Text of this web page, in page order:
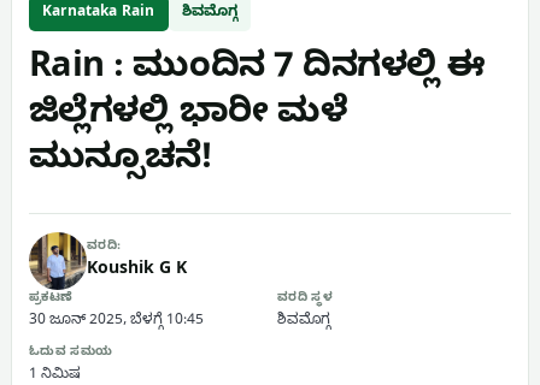
Karnataka Rain ಶಿವಮೊಗ್ಗ
Rain : ಮುಂದಿನ 7 ದಿನಗಳಲ್ಲಿ ಈ
ಜಿಲ್ಲೆಗಳಲ್ಲಿ ಭಾರೀ ಮಳೆ
ಮುನ್ಸೂಚನೆ!
ವರದಿ:
Koushik G K
ಪ್ರಕಟಣೆ
30 ಜೂನ್ 2025, ಬೆಳಗ್ಗೆ 10:45
ವರದಿ ಸ್ಥಳ
ಶಿವಮೊಗ್ಗ
ಓದುವ ಸಮಯ
1 ನಿಮಿಷ